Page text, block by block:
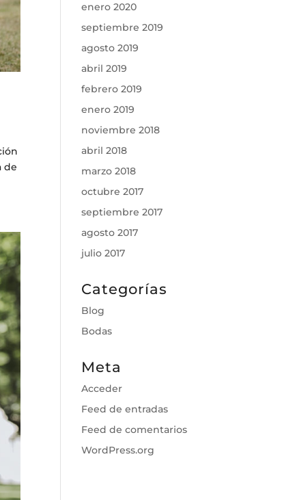
de
enero 2020
septiembre 2019
agosto 2019
abril 2019
febrero 2019
enero 2019
noviembre 2018
abril 2018
marzo 2018
octubre 2017
septiembre 2017
agosto 2017
julio 2017
Categorías
Blog
Bodas
Meta
Acceder
Feed de entradas
Feed de comentarios
WordPress.org